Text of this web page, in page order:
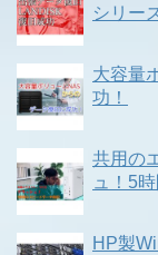
シリー
大容量
功！
共用の
ュ！5
HP製